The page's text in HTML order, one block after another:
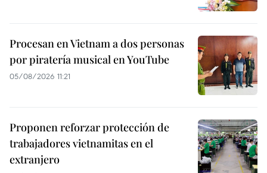
Procesan en Vietnam a dos personas
por piratería musical en YouTube
05/08/2026 11:21
Proponen reforzar protección de
trabajadores vietnamitas en el
extranjero